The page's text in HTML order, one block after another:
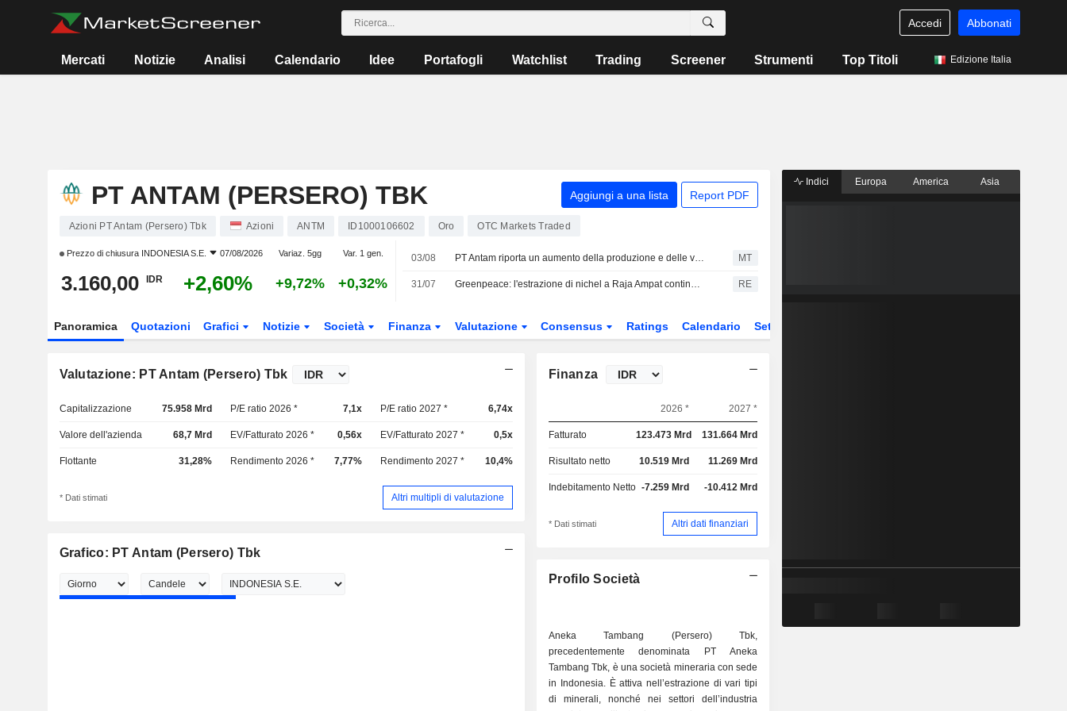
Accedi Abbonati
Mercati Notizie Analisi Calendario Idee Portafogli Watchlist Trading Screener Strumenti Top Titoli Edizione Italia
PT ANTAM (PERSERO) TBK Aggiungi a una lista Report PDF
Azioni PT Antam (Persero) Tbk Azioni ANTM ID1000106602 Oro OTC Markets Traded
Prezzo di chiusura INDONESIA S.E. 07/08/2026 Variaz. 5gg Var. 1 gen.
3.160,00 IDR +2,60% +9,72% +0,32%
03/08 PT Antam riporta un aumento della produzione e delle vendite di oro nel secondo trimestre MT
31/07 Greenpeace: l'estrazione di nichel a Raja Ampat continua nonostante le proteste RE
Panoramica Quotazioni Grafici Notizie Società Finanza Valutazione Consensus Ratings Calendario Settore
Valutazione: PT Antam (Persero) Tbk
Capitalizzazione 75.958 Mrd P/E ratio 2026 * 7,1x P/E ratio 2027 * 6,74x
Valore dell'azienda 68,7 Mrd EV/Fatturato 2026 * 0,56x EV/Fatturato 2027 * 0,5x
Flottante 31,28% Rendimento 2026 * 7,77% Rendimento 2027 * 10,4%
* Dati stimati Altri multipli di valutazione
Grafico: PT Antam (Persero) Tbk
Finanza
2026 * 2027 *
Fatturato 123.473 Mrd 131.664 Mrd
Risultato netto 10.519 Mrd 11.269 Mrd
Indebitamento Netto -7.259 Mrd -10.412 Mrd
* Dati stimati Altri dati finanziari
Profilo Società
Aneka Tambang (Persero) Tbk,
precedentemente denominata PT Aneka
Tambang Tbk, è una società mineraria con sede
in Indonesia. È attiva nell’estrazione di vari tipi
di minerali, nonché nei settori dell’industria
Indici Europa America Asia